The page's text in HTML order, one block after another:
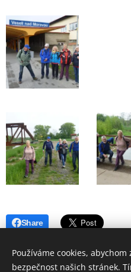
Share
Používáme cookies,
bezpečnost našich stránek.